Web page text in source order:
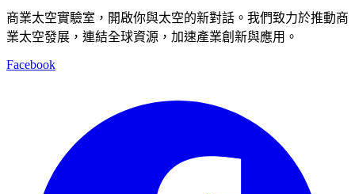
商業太空實驗室，開啟你與太空的新對話。我們致力於推動商
業太空發展，連結全球資源，加速產業創新與應用。
Facebook